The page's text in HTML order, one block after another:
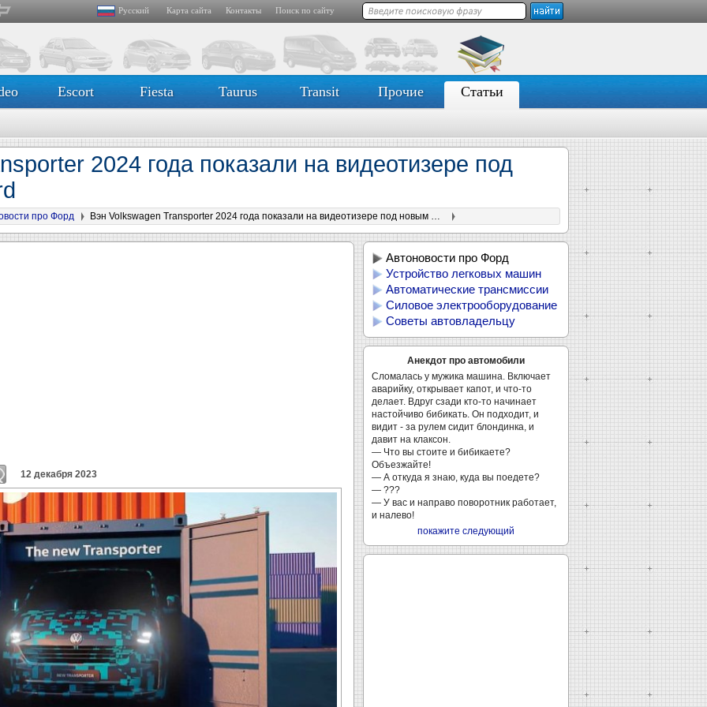
Русский Карта сайта Контакты Поиск по сайту
Escort Fiesta Taurus Transit Прочие Статьи
2024 года показали на видеотизере под
про Форд Вэн Volkswagen Transporter 2024 года показали на видеотизере под новым брендом Ford
12 декабря 2023
Автоновости про Форд
Устройство легковых машин
Автоматические трансмиссии
Силовое электрооборудование
Советы автовладельцу
Анекдот про автомобили
Сломалась у мужика машина. Включает
аварийку, открывает капот, и что-то
делает. Вдруг сзади кто-то начинает
настойчиво бибикать. Он подходит, и
видит - за рулем сидит блондинка, и
давит на клаксон.
— Что вы стоите и бибикаете?
Объезжайте!
— А откуда я знаю, куда вы поедете?
— ???
— У вас и направо поворотник работает,
и налево!
покажите следующий